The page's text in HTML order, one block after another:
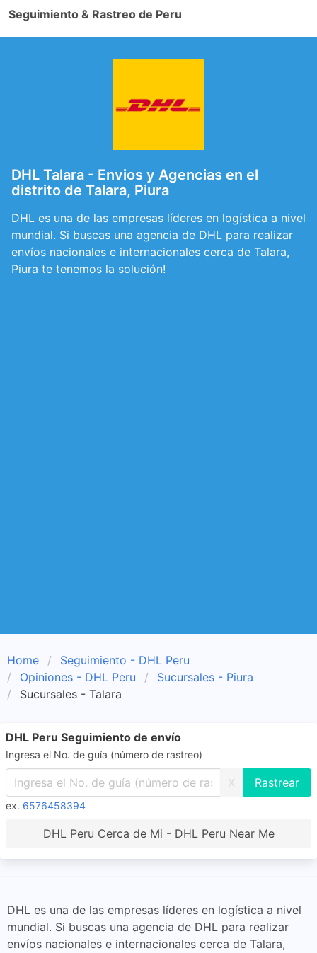
Seguimiento & Rastreo de Peru
DHL Talara - Envios y Agencias en el
distrito de Talara, Piura
DHL es una de las empresas líderes en logística a nivel
mundial. Si buscas una agencia de DHL para realizar
envíos nacionales e internacionales cerca de Talara,
Piura te tenemos la solución!
Home
Seguimiento - DHL Peru
Opiniones - DHL Peru
Sucursales - Piura
Sucursales - Talara
DHL Peru Seguimiento de envío
Ingresa el No. de guía (número de rastreo)
X
ex. 6576458394
DHL Peru Cerca de Mi - DHL Peru Near Me
DHL es una de las empresas líderes en logística a nivel
mundial. Si buscas una agencia de DHL para realizar
envíos nacionales e internacionales cerca de Talara,